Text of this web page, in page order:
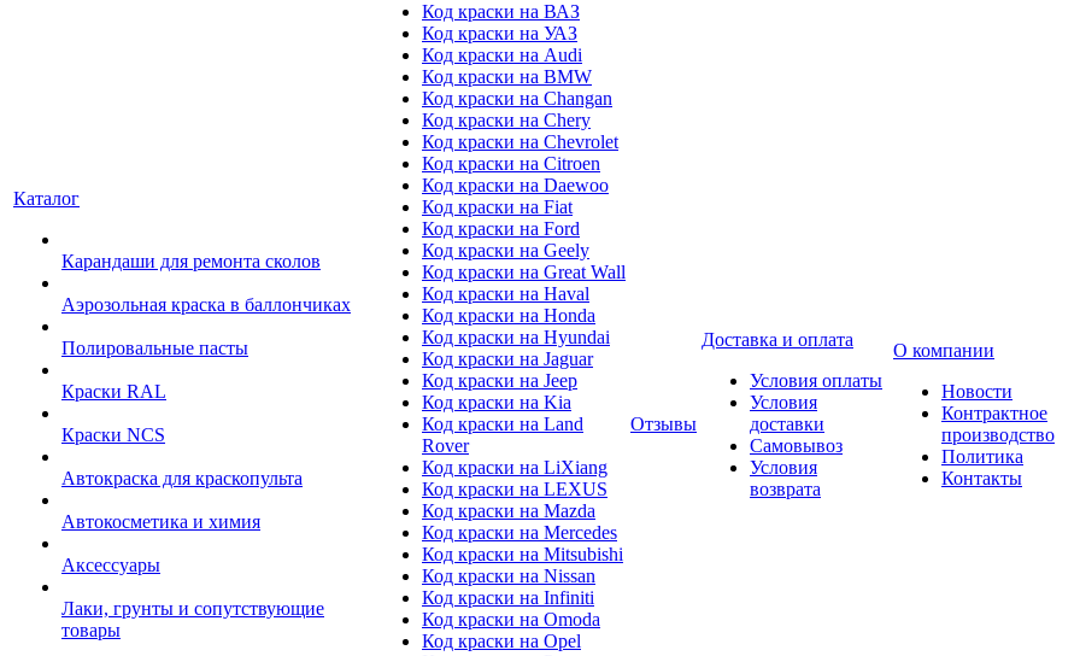
Каталог
Карандаши для ремонта сколов
Аэрозольная краска в баллончиках
Полировальные пасты
Краски RAL
Краски NCS
Автокраска для краскопульта
Автокосметика и химия
Аксессуары
Лаки, грунты и сопутствующие
товары
Код краски на ВАЗ
Код краски на УАЗ
Код краски на Audi
Код краски на BMW
Код краски на Changan
Код краски на Chery
Код краски на Chevrolet
Код краски на Citroen
Код краски на Daewoo
Код краски на Fiat
Код краски на Ford
Код краски на Geely
Код краски на Great Wall
Код краски на Haval
Код краски на Honda
Код краски на Hyundai
Код краски на Jaguar
Код краски на Jeep
Код краски на Kia
Код краски на Land
Rover
Код краски на LiXiang
Код краски на LEXUS
Код краски на Mazda
Код краски на Mercedes
Код краски на Mitsubishi
Код краски на Nissan
Код краски на Infiniti
Код краски на Omoda
Код краски на Opel
Отзывы
Доставка и оплата
Условия оплаты
Условия
доставки
Самовывоз
Условия
возврата
О компании
Новости
Контрактное
производство
Политика
Контакты